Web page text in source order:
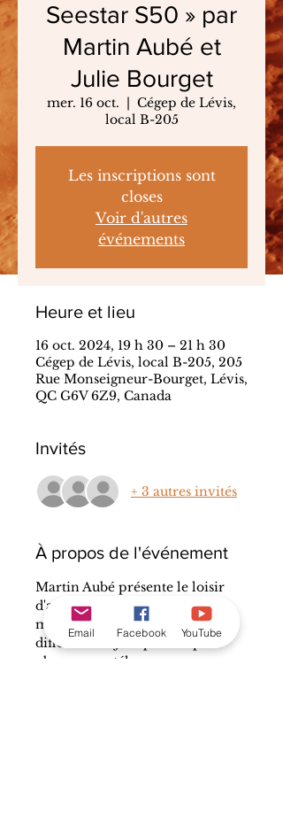
Seestar S50 » par
Martin Aubé et
Julie Bourget
mer. 16 oct.
  |
Cégep de Lévis,
local B-205
Les inscriptions sont
closes
Voir d'autres
événements
Heure et lieu
16 oct. 2024, 19 h 30 – 21 h 30
Cégep de Lévis, local B-205, 205
Rue Monseigneur-Bourget, Lévis,
QC G6V 6Z9, Canada
Invités
+ 3 autres invités
À propos de l'événement
Martin Aubé présente le loisir
d'astronome amateur. D'une
manière légère, il explique les
différents objets que l'on peut
observer au télescope, par
Email Facebook YouTube